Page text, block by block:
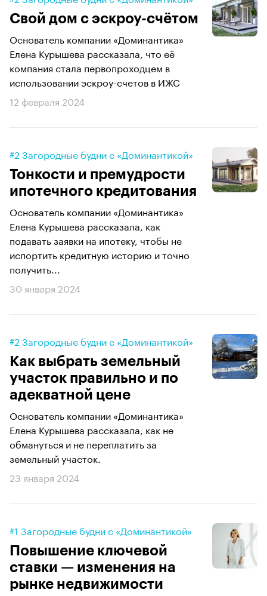
Свой дом с эскроу-счётом
Основатель компании «Доминантика»
Елена Курышева рассказала, что её
компания стала первопроходцем в
использовании эскроу-счетов в ИЖС
12 февраля 2024
#2 Загородные будни с «Доминантикой»
Тонкости и премудрости
ипотечного кредитования
Основатель компании «Доминантика»
Елена Курышева рассказала, как
подавать заявки на ипотеку, чтобы не
испортить кредитную историю и точно
получить...
30 января 2024
#2 Загородные будни с «Доминантикой»
Как выбрать земельный
участок правильно и по
адекватной цене
Основатель компании «Доминантика»
Елена Курышева рассказала, как не
обмануться и не переплатить за
земельный участок.
23 января 2024
#1 Загородные будни с «Доминантикой»
Повышение ключевой
ставки — изменения на
рынке недвижимости